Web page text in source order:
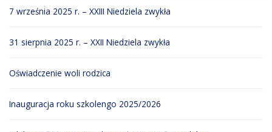
7 września 2025 r. – XXIII Niedziela zwykła
31 sierpnia 2025 r. – XXII Niedziela zwykła
Oświadczenie woli rodzica
Inauguracja roku szkolengo 2025/2026